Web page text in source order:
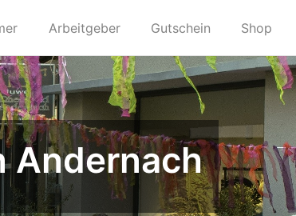
Arbeitgeber Gutschein Shop
Andernach